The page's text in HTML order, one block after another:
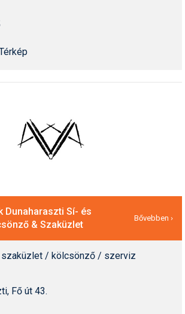
Dunaharaszti Sí- és
& Szaküzlet
Bővebben ›
/ kölcsönző / szerviz
Fő út 43.